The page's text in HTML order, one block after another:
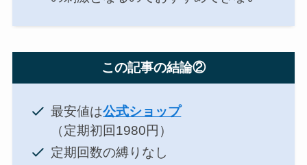
この記事の結論②
最安値は公式ショップ
（定期初回1980円）
定期回数の縛りなし